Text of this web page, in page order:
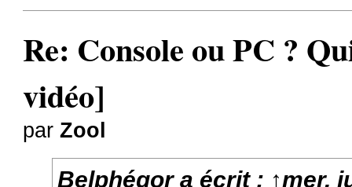
Re: Console ou PC ?
vidéo]
parZool
Belphégora écrit : ↑mer.